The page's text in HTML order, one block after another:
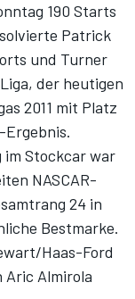
190 Starts
Patrick
und Turner
der heutigen
2011 mit Platz
Ergebnis.
Stockcar war
NASCAR-
24 in
Bestmarke.
Haas-Ford
Aric Almirola